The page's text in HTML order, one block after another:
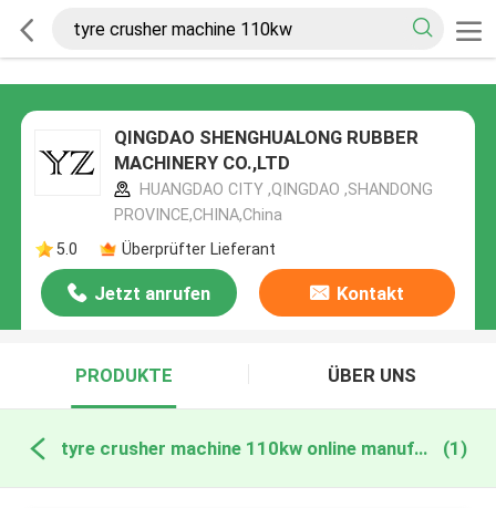
QINGDAO SHENGHUALONG RUBBER
MACHINERY CO.,LTD
HUANGDAO CITY ,QINGDAO ,SHANDONG
PROVINCE,CHINA,China
5.0
Überprüfter Lieferant
Jetzt anrufen Kontakt
PRODUKTE ÜBER UNS
tyre crusher machine 110kw online manufacture (1)